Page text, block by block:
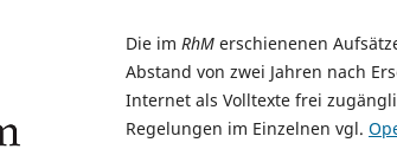
Die im RhM erschienenen
Abstand von zwei Jahren nach
Internet als Volltexte frei
Regelungen im Einzelnen vgl.